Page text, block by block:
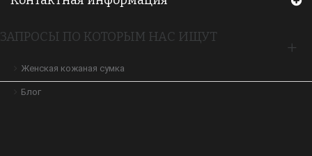
ЗАПРОСЫ ПО КОТОРЫМ НАС ИЩУТ
Женская кожаная сумка
Блог